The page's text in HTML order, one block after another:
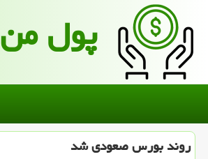
پول من
روند بورس صعودی شد